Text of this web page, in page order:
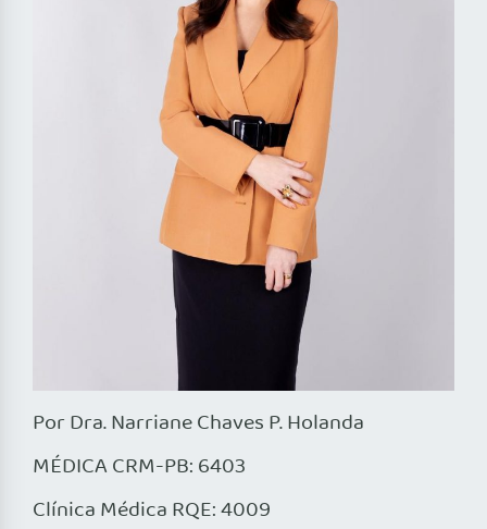
Por Dra. Narriane Chaves P. Holanda
MÉDICA CRM-PB: 6403
Clínica Médica RQE: 4009